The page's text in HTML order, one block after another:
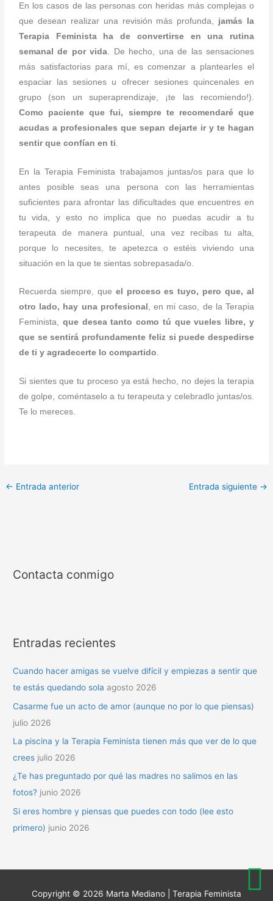
En los casos de las personas con heridas más complejas o
que desean realizar una revisión más profunda, jamás la
Terapia Feminista ha de convertirse en una rutina
semanal de por vida . De hecho, una de las sensaciones
más satisfactorias para mí, es comenzar a plantearles el
espaciar las sesiones u ofrecer sesiones quincenales en
grupo (son un superaprendizaje, ¡te las recomiendo!).
Como paciente que fui, siempre te recomendaré que
acudas a profesionales que sepan dejarte ir y te hagan
sentir que confían en ti
En la Terapia Feminista trabajamos juntas/os para que lo
antes posible seas una persona con las herramientas
suficientes para afrontar las dificultades que encuentres en
tu vida, y esto no implica que no puedas acudir a tu
terapeuta de manera puntual, una vez recibas tu alta,
porque lo necesites, te apetezca o estéis viviendo una
situación en la que te sientas sobrepasada/o.
Recuerda siempre, que el proceso es tuyo, pero que, al
otro lado, hay una profesional , en mi caso, de la Terapia
Feminista, que desea tanto como tú que vueles libre, y
que se sentirá profundamente feliz si puede despedirse
de ti y agradecerte lo compartido.
Si sientes que tu proceso ya está hecho, no dejes la terapia
de golpe, coméntaselo a tu terapeuta y celebradlo juntas/os.
Te lo mereces.
← Entrada anterior Entrada siguiente →
Contacta conmigo
Entradas recientes
Cuando hacer amigas se vuelve difícil y empiezas a sentir que
te estás quedando sola agosto 2026
Casarme fue un acto de amor (aunque no por lo que piensas)
julio 2026
La piscina y la Terapia Feminista tienen más que ver de lo que
crees julio 2026
¿Te has preguntado por qué las madres no salimos en las
fotos? junio 2026
Si eres hombre y piensas que puedes con todo (lee esto
primero) junio 2026
Copyright © 2026 Marta Mediano | Terapia Feminista